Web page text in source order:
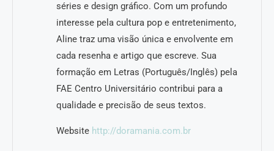
séries e design gráfico. Com um profundo
interesse pela cultura pop e entretenimento,
Aline traz uma visão única e envolvente em
cada resenha e artigo que escreve. Sua
formação em Letras (Português/Inglês) pela
FAE Centro Universitário contribui para a
qualidade e precisão de seus textos.
Website http://doramania.com.br